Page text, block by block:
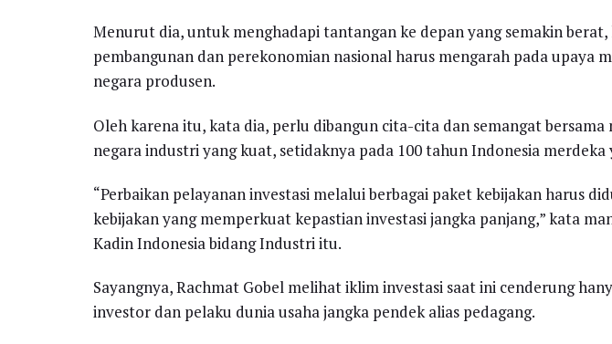
Menurut dia, untuk menghadapi tantangan ke depan yang semakin berat,
pembangunan dan perekonomian nasional harus mengarah pada upaya
negara produsen.
Oleh karena itu, kata dia, perlu dibangun cita-cita dan semangat bersama
negara industri yang kuat, setidaknya pada 100 tahun Indonesia merdeka
“Perbaikan pelayanan investasi melalui berbagai paket kebijakan harus
kebijakan yang memperkuat kepastian investasi jangka panjang,” kata
Kadin Indonesia bidang Industri itu.
Sayangnya, Rachmat Gobel melihat iklim investasi saat ini cenderung
investor dan pelaku dunia usaha jangka pendek alias pedagang.